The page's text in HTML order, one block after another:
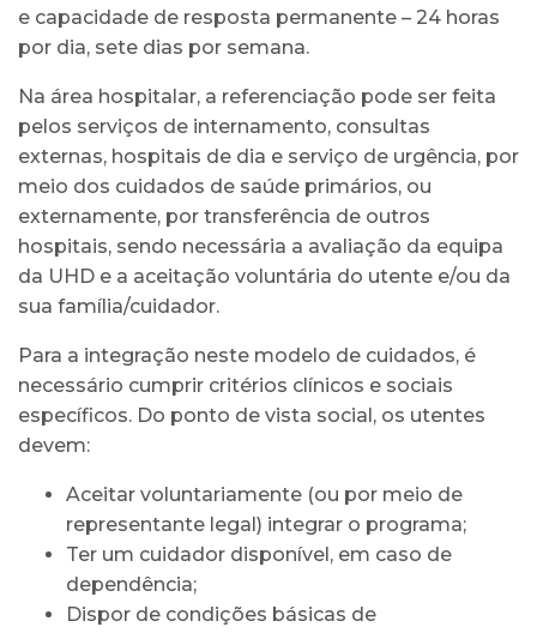
e capacidade de resposta permanente – 24 horas
por dia, sete dias por semana.
Na área hospitalar, a referenciação pode ser feita
pelos serviços de internamento, consultas
externas, hospitais de dia e serviço de urgência, por
meio dos cuidados de saúde primários, ou
externamente, por transferência de outros
hospitais, sendo necessária a avaliação da equipa
da UHD e a aceitação voluntária do utente e/ou da
sua família/cuidador.
Para a integração neste modelo de cuidados, é
necessário cumprir critérios clínicos e sociais
específicos. Do ponto de vista social, os utentes
devem:
Aceitar voluntariamente (ou por meio de
representante legal) integrar o programa;
Ter um cuidador disponível, em caso de
dependência;
Dispor de condições básicas de